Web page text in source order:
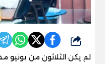
شارك
لم يكن الثلاثون من يونيو